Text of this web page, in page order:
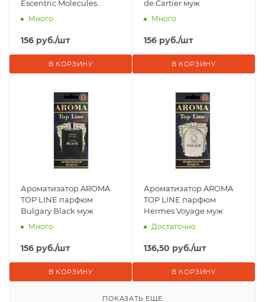
Escentric Molecules
Escentric 02 муж
Много
156 руб./шт
В КОРЗИНУ
de Cartier муж
Много
156 руб./шт
В КОРЗИНУ
Ароматизатор AROMA
TOP LINE парфюм
Bulgary Black муж
Много
156 руб./шт
В КОРЗИНУ
Ароматизатор AROMA
TOP LINE парфюм
Hermes Voyage муж
Достаточно
136,50 руб./шт
В КОРЗИНУ
ПОКАЗАТЬ ЕЩЕ